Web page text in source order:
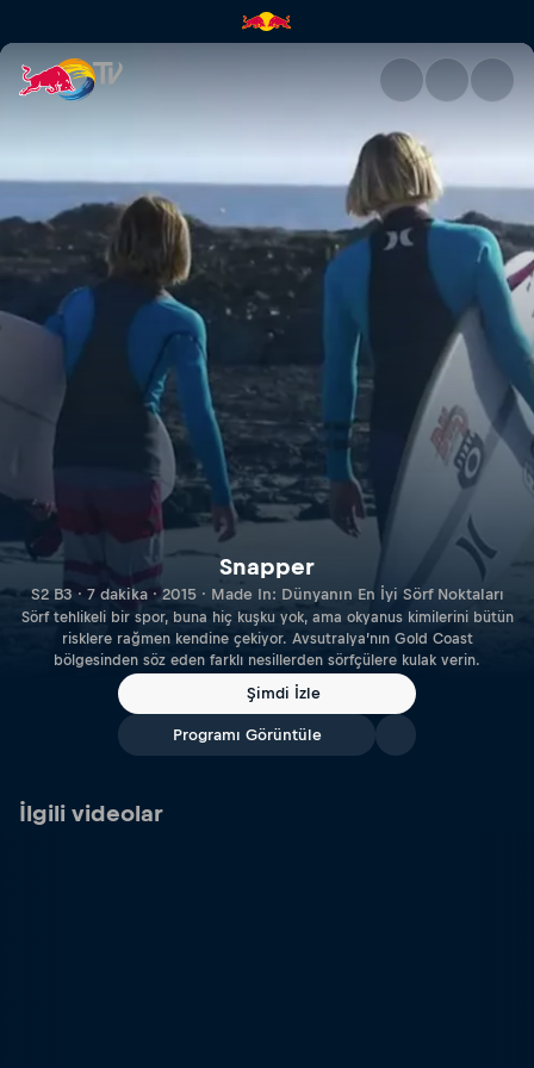
Snapper
S2 B3 · 7 dakika · 2015 · Made In: Dünyanın En İyi Sörf Noktaları
Sörf tehlikeli bir spor, buna hiç kuşku yok, ama okyanus kimilerini bütün
risklere rağmen kendine çekiyor. Avsutralya’nın Gold Coast
bölgesinden söz eden farklı nesillerden sörfçülere kulak verin.
Şimdi İzle
Programı Görüntüle
İlgili videolar